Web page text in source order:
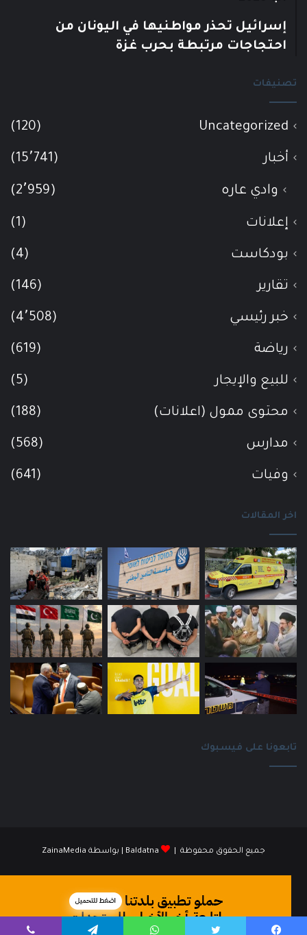
إسرائيل تحذر مواطنيها في اليونان من
احتجاجات مرتبطة بحرب غزة
تصنيفات
Uncategorized
(120)
أخبار (15٬741)
وادي عاره (2٬959)
إعلانات (1)
بودكاست (4)
تقارير (146)
خبر رئيسي (4٬508)
رياضة (619)
للبيع والإيجار (5)
محتوى ممول (اعلانات) (188)
مدارس (568)
وفيات (641)
اخر المقالات
تابعونا على فيسبوك
جميع الحقوق محفوظة | Baldatna | بواسطة ZainaMedia